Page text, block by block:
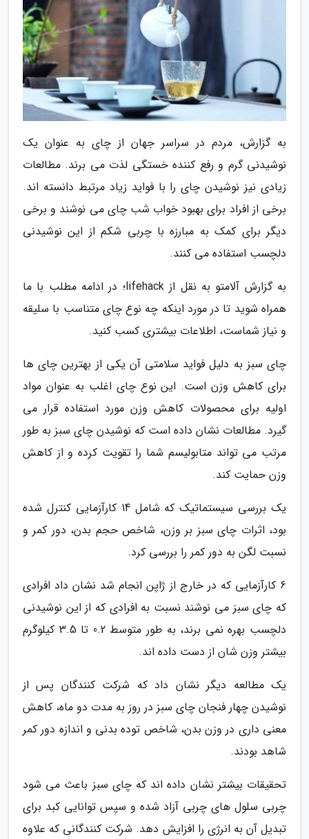
به گزارش، مردم در سراسر جهان از چای به عنوان یک
نوشیدنی گرم و رفع کننده خستگی لذت می برند. مطالعات
زیادی نیز نوشیدن چای را با فواید زیاد مرتبط دانسته اند.
برخی از افراد برای بهبود خواب شب چای می نوشند و برخی
دیگر برای کمک به مبارزه با چربی شکم از این نوشیدنی
دلچسب استفاده می کنند.
به گزارش آلامتو به نقل از lifehack؛ در ادامه مطلب با ما
همراه شوید تا در مورد اینکه چه نوع چای متناسب با سلیقه
و نیاز شماست، اطلاعات بیشتری کسب کنید.
چای سبز به دلیل فواید سلامتی آن یکی از بهترین چای ها
برای کاهش وزن است. این نوع چای اغلب به عنوان مواد
اولیه برای محصولات کاهش وزن مورد استفاده قرار می
گیرد. مطالعات نشان داده است که نوشیدن چای سبز به طور
مرتب می تواند متابولیسم شما را تقویت کرده و از کاهش
وزن حمایت کند.
یک بررسی سیستماتیک که شامل 14 کارآزمایی کنترل شده
بود، اثرات چای سبز بر وزن، شاخص حجم بدن، دور کمر و
نسبت لگن به دور کمر را بررسی کرد.
6 کارآزمایی که در خارج از ژاپن انجام شد نشان داد افرادی
که چای سبز می نوشند نسبت به افرادی که از این نوشیدنی
دلچسب بهره نمی برند، به طور متوسط 0.2 تا 3.5 کیلوگرم
بیشتر وزن شان از دست داده اند.
یک مطالعه دیگر نشان داد که شرکت کنندگان پس از
نوشیدن چهار فنجان چای سبز در روز به مدت دو ماه، کاهش
معنی داری در وزن بدن، شاخص توده بدنی و اندازه دور کمر
شاهد بودند.
تحقیقات بیشتر نشان داده اند که چای سبز باعث می شود
چربی سلول های چربی آزاد شده و سپس توانایی کبد برای
تبدیل آن به انرژی را افزایش دهد. شرکت کنندگانی که علاوه